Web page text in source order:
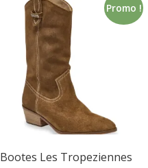
Promo !
Bootes Les Tropeziennes